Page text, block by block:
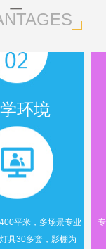
环境
平米，多场景专业
具30多套，影棚为